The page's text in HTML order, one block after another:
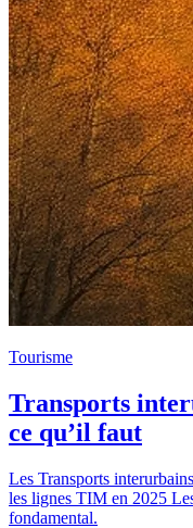
Tourisme
Transports
ce qu’il faut
Les Transports
les lignes TIM en 2025
fondamental.